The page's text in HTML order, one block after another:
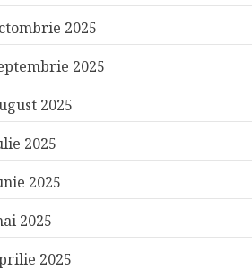
2025
2025
2025
2025
2025
2025
2025